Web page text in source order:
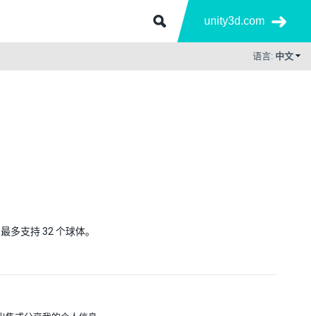
unity3d.com
语言: 中文
多支持 32 个球体。